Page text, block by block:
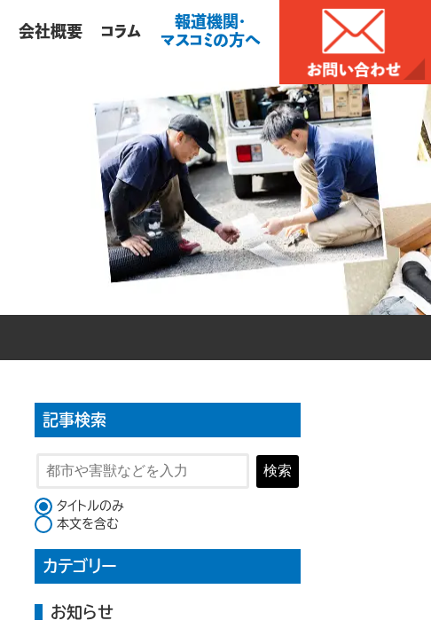
会社概要 コラム
報道機関・
マスコミの方へ
記事検索
検索
検索対象
タイトルのみ
本文を含む
カテゴリー
お知らせ